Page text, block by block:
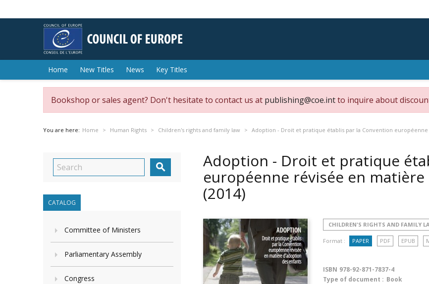
Home New Titles News Key Titles
Bookshop or sales agent? Don't hesitate to contact us at publishing@coe.intto inquire about
You are here: Home Human Rights Children's rights and family law Adoption - Droit et pratique établis par la Convention

CATALOG
Committee of Ministers
Parliamentary Assembly
Congress
Adoption - Droit et pratique
européenne révisée en
(2014)
CHILDREN'S RIGHTS AND FAMILY
Format : PAPER PDF EPUB
ISBN 978-92-871-7837-4
Type of document : Book